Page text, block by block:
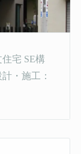
住宅 SE構
・施工：